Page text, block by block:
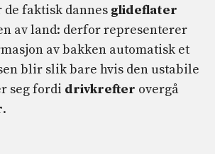
de faktisk dannes glideflater
av land: derfor representerer
av bakken automatisk et
blir slik bare hvis den ustabile
seg fordi drivkrefter overgå
.